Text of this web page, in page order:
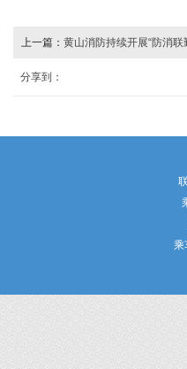
上一篇： 黄山消防持续开展“防消
全
分享到：
乘